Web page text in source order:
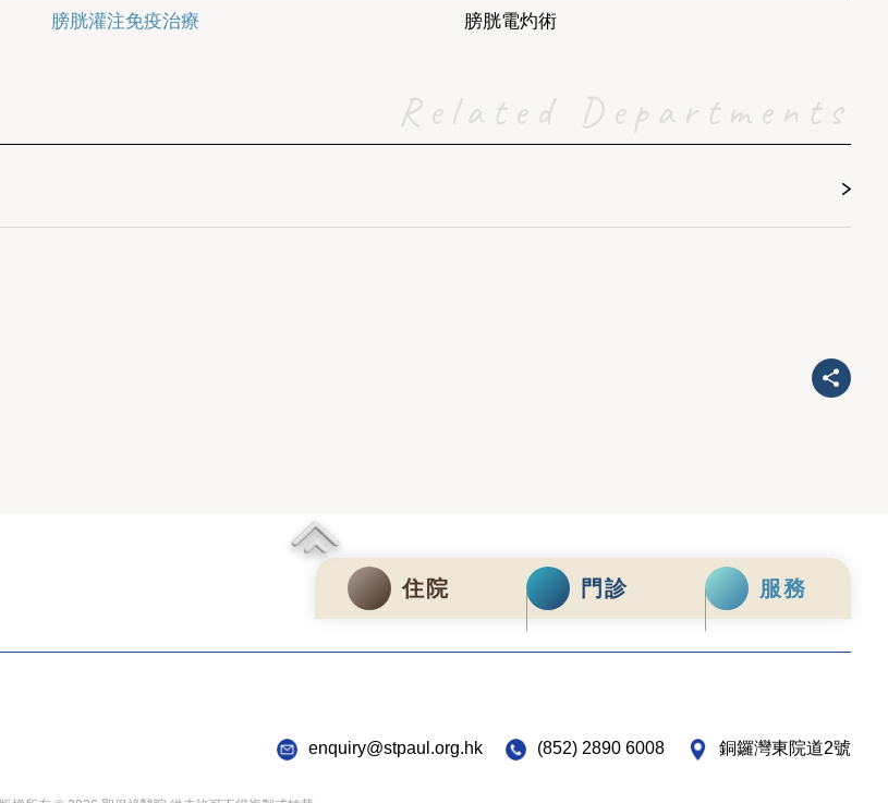
膀胱灌注免疫治療 膀胱電灼術
Related Departments
住院 門診 服務
enquiry@stpaul.org.hk (852) 2890 6008 銅鑼灣東院道2號